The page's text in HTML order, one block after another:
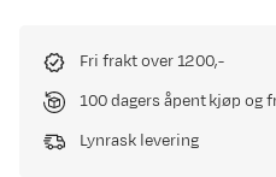
Fri frakt over 1200,-
100 dagers åpent kjøp og
Lynrask levering